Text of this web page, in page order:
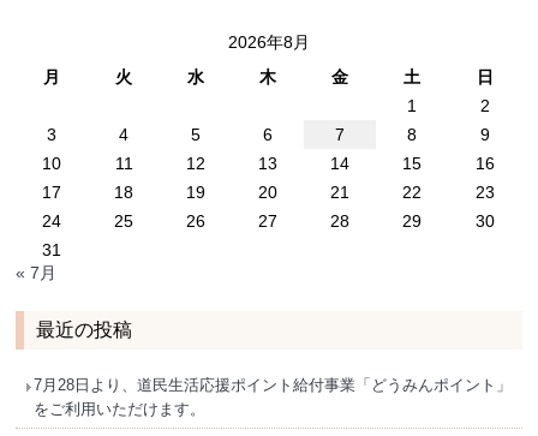
2026年8月
月
火 水 木 金 土
日
1
2
3
4 5 6 7 8
9
10
11 12 13 14 15
16
17
18 19 20 21 22
23
24
25 26 27 28 29
30
31
« 7月
最近の投稿
7月28日より、道民生活応援ポイント給付事業「どうみんポイント」
をご利用いただけます。